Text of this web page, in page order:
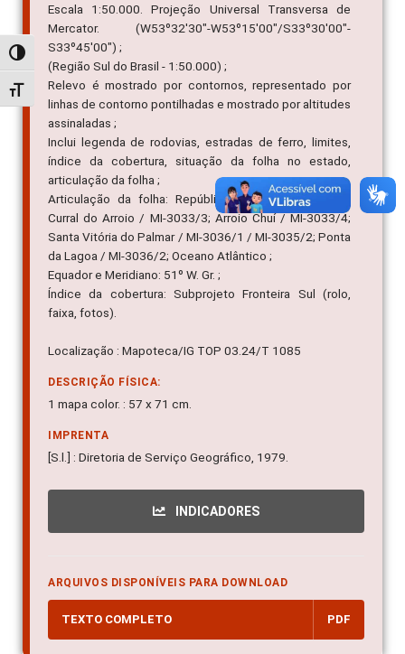
Alternar alto contraste
Alternar tamanho da fonte
Escala 1:50.000. Projeção Universal Transversa de
Mercator. (W53º32'30"-W53º15'00"/S33º30'00"-
S33º45'00") ;
(Região Sul do Brasil - 1:50.000) ;
Relevo é mostrado por contornos, representado por
linhas de contorno pontilhadas e mostrado por altitudes
assinaladas ;
Inclui legenda de rodovias, estradas de ferro, limites,
índice da cobertura, situação da folha no estado,
articulação da folha ;
Articulação da folha: República Oriental do Uruguai;
Curral do Arroio / MI-3033/3; Arroio Chuí / MI-3033/4;
Santa Vitória do Palmar / MI-3036/1 / MI-3035/2; Ponta
da Lagoa / MI-3036/2; Oceano Atlântico ;
Equador e Meridiano: 51º W. Gr. ;
Índice da cobertura: Subprojeto Fronteira Sul (rolo,
faixa, fotos).
Localização : Mapoteca/IG TOP 03.24/T 1085
DESCRIÇÃO FÍSICA:
1 mapa color. : 57 x 71 cm.
IMPRENTA
[S.l.] : Diretoria de Serviço Geográfico, 1979.
INDICADORES
ARQUIVOS DISPONÍVEIS PARA DOWNLOAD
TEXTO COMPLETO PDF